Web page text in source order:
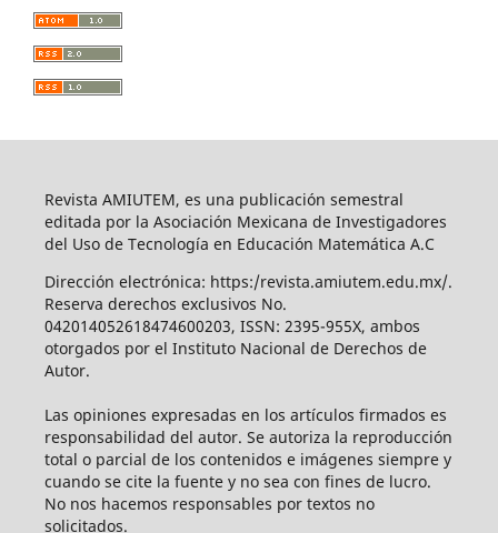
Revista AMIUTEM, es una publicación semestral
editada por la Asociación Mexicana de Investigadores
del Uso de Tecnología en Educación Matemática A.C
Dirección electrónica: https:/revista.amiutem.edu.mx/.
Reserva derechos exclusivos No.
042014052618474600203, ISSN: 2395-955X, ambos
otorgados por el Instituto Nacional de Derechos de
Autor.
Las opiniones expresadas en los artículos firmados es
responsabilidad del autor. Se autoriza la reproducción
total o parcial de los contenidos e imágenes siempre y
cuando se cite la fuente y no sea con fines de lucro.
No nos hacemos responsables por textos no
solicitados.